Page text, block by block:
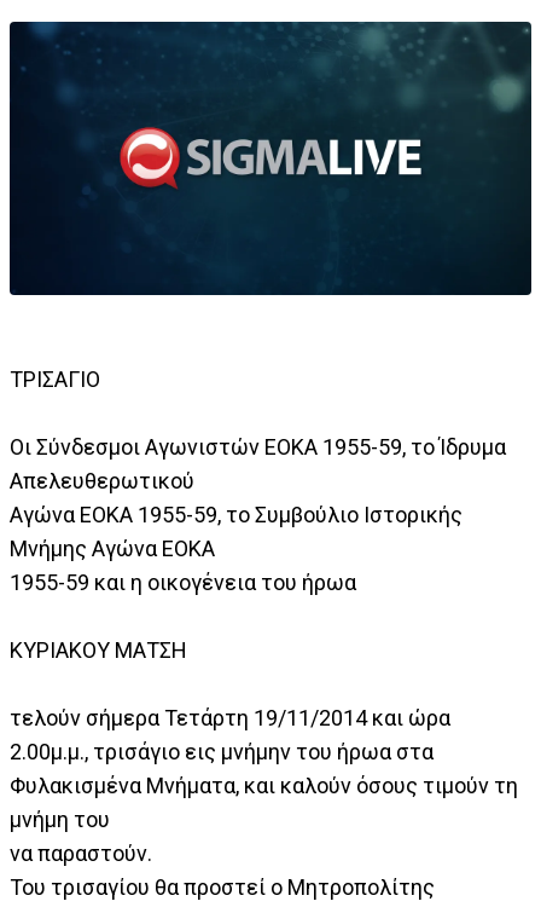
ΤΡΙΣΑΓΙΟ
Οι Σύνδεσμοι Αγωνιστών ΕΟΚΑ 1955-59, το Ίδρυμα
Απελευθερωτικού
Αγώνα ΕΟΚΑ 1955-59, το Συμβούλιο Ιστορικής
Μνήμης Αγώνα ΕΟΚΑ
1955-59 και η οικογένεια του ήρωα
ΚΥΡΙΑΚΟΥ ΜΑΤΣΗ
τελούν σήμερα Τετάρτη 19/11/2014 και ώρα
2.00μ.μ., τρισάγιο εις μνήμην του ήρωα στα
Φυλακισμένα Μνήματα, και καλούν όσους τιμούν τη
μνήμη του
να παραστούν.
Του τρισαγίου θα προστεί ο Μητροπολίτης